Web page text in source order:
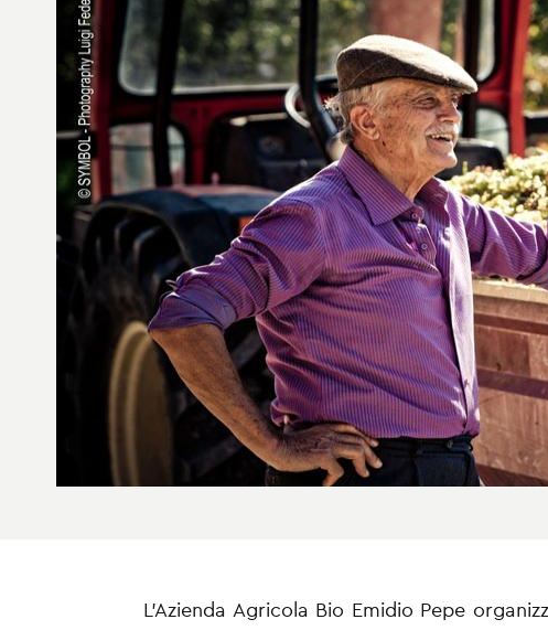
L'Azienda Agricola Bio Emidio Pepe